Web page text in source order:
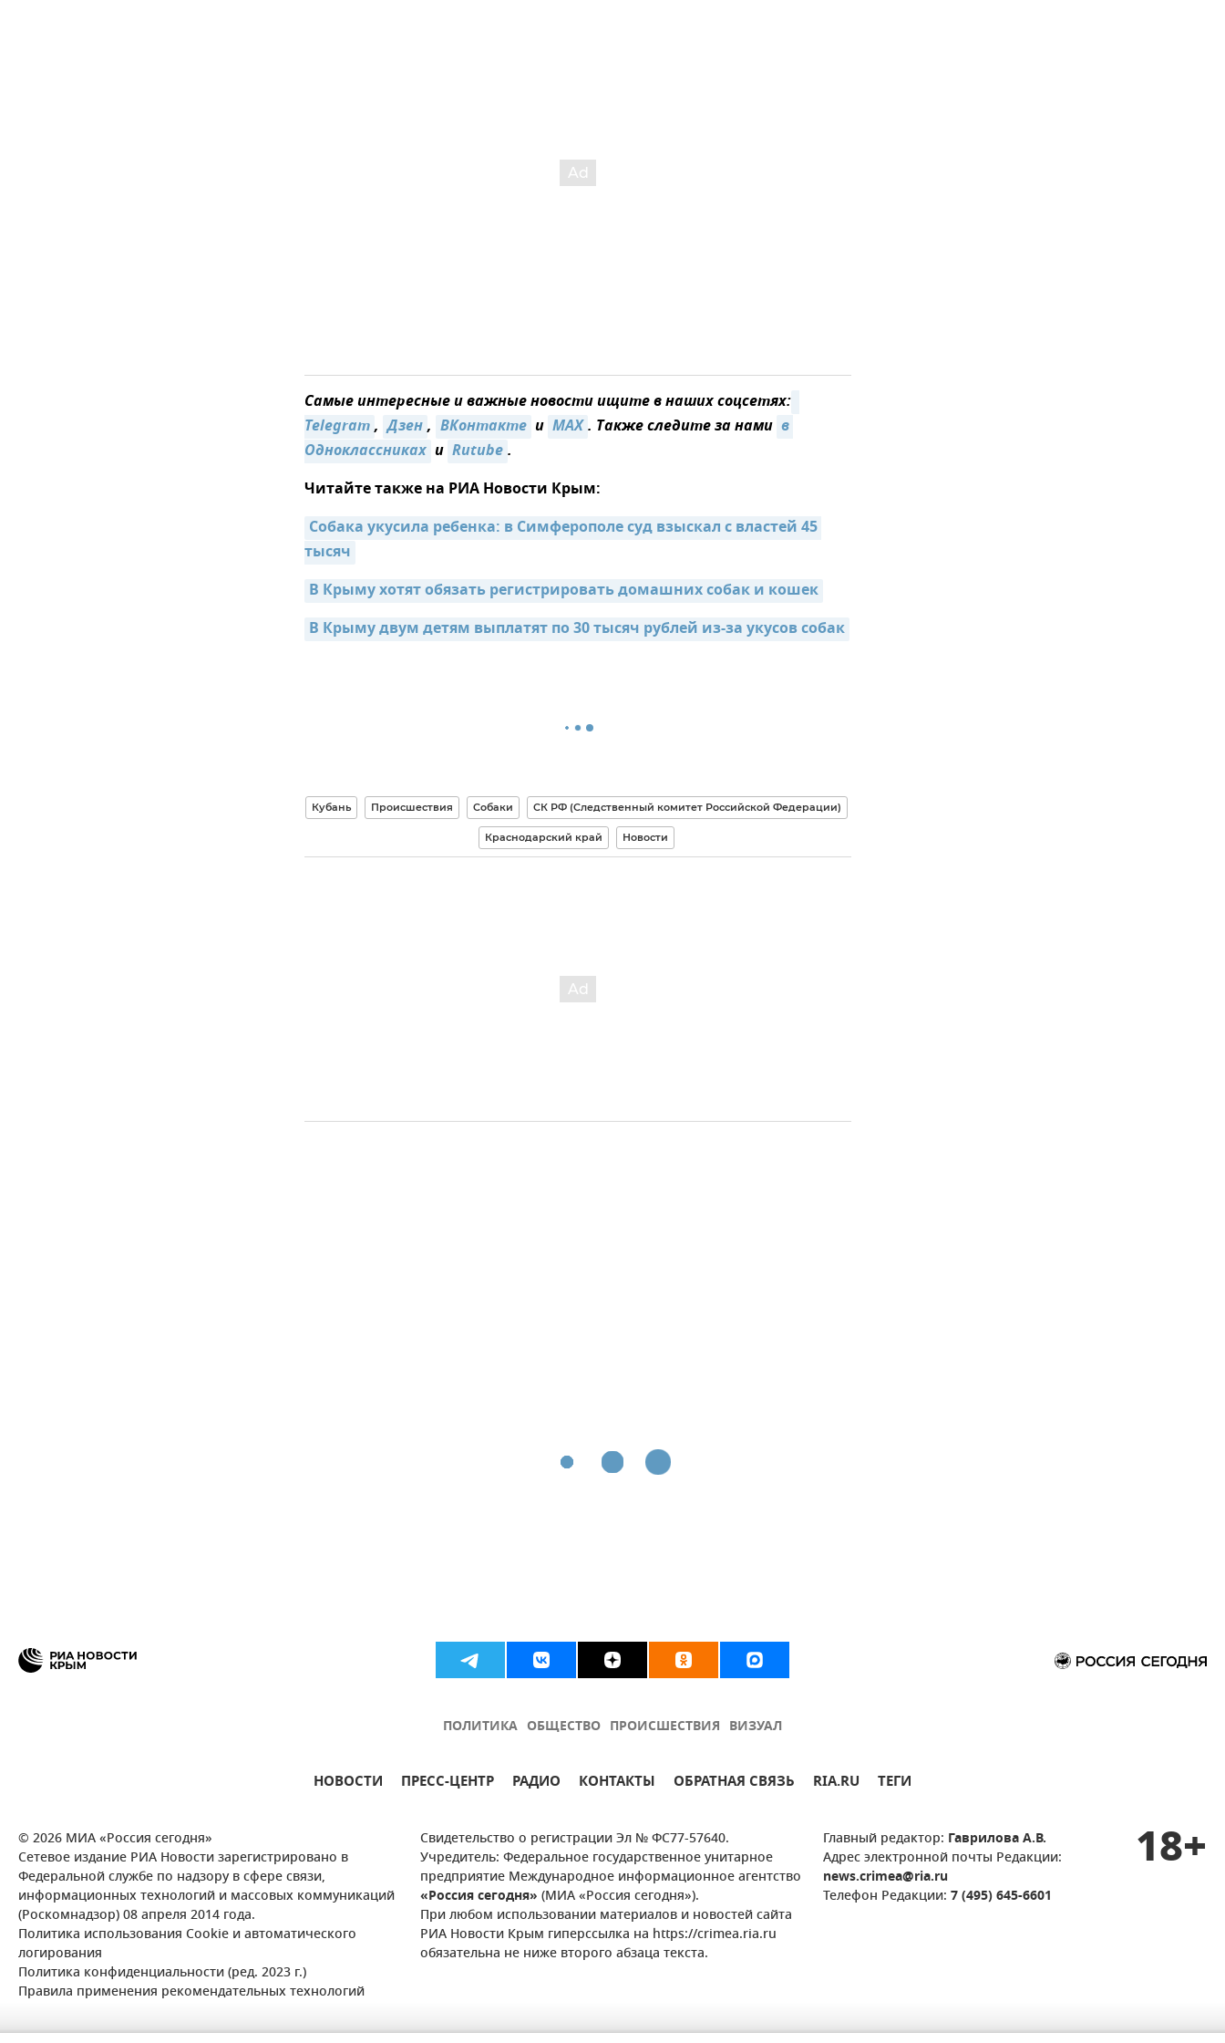
Самые интересные и важные новости ищите в наших соцсетях:
Telegram, Дзен, ВКонтакте и MAX. Также следите за нами в
Одноклассниках и Rutube.
Читайте также на РИА Новости Крым:
Собака укусила ребенка: в Симферополе суд взыскал с властей 45
тысяч
В Крыму хотят обязать регистрировать домашних собак и кошек
В Крыму двум детям выплатят по 30 тысяч рублей из-за укусов собак
Кубань Происшествия Собаки СК РФ (Следственный комитет Российской Федерации)
Краснодарский край Новости
ПОЛИТИКА ОБЩЕСТВО ПРОИСШЕСТВИЯ ВИЗУАЛ
НОВОСТИ ПРЕСС-ЦЕНТР РАДИО КОНТАКТЫ ОБРАТНАЯ СВЯЗЬ RIA.RU ТЕГИ
© 2026 МИА «Россия сегодня»
Сетевое издание РИА Новости зарегистрировано в
Федеральной службе по надзору в сфере связи,
информационных технологий и массовых коммуникаций
(Роскомнадзор) 08 апреля 2014 года.
Политика использования Cookie и автоматического
логирования
Политика конфиденциальности (ред. 2023 г.)
Правила применения рекомендательных технологий
Свидетельство о регистрации Эл № ФС77-57640.
Учредитель: Федеральное государственное унитарное
предприятие Международное информационное агентство
«Россия сегодня» (МИА «Россия сегодня»).
При любом использовании материалов и новостей сайта
РИА Новости Крым гиперссылка на https://crimea.ria.ru
обязательна не ниже второго абзаца текста.
Главный редактор: Гаврилова А.В.
Адрес электронной почты Редакции:
news.crimea@ria.ru
Телефон Редакции: 7 (495) 645-6601
18+